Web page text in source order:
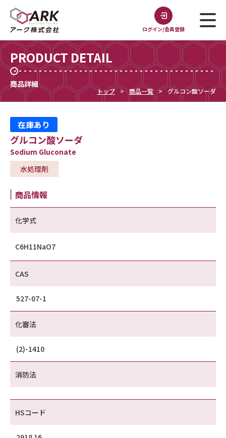
ログイン/会員登録
PRODUCT DETAIL
商品詳細
トップ 商品一覧 グルコン酸ソーダ
在庫あり
グルコン酸ソーダ
Sodium Gluconate
水処理剤
商品情報
化学式
C6H11NaO7
CAS
527-07-1
化審法
(2)-1410
消防法
HSコード